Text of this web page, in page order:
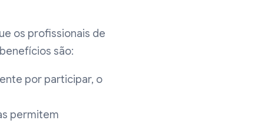
os profissionais de
são:
por participar, o
permitem